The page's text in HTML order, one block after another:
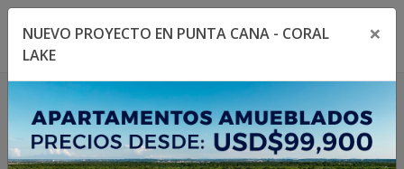
Toggle navigation menu
NUEVO PROYECTO EN PUNTA CANA - CORAL
LAKE
×